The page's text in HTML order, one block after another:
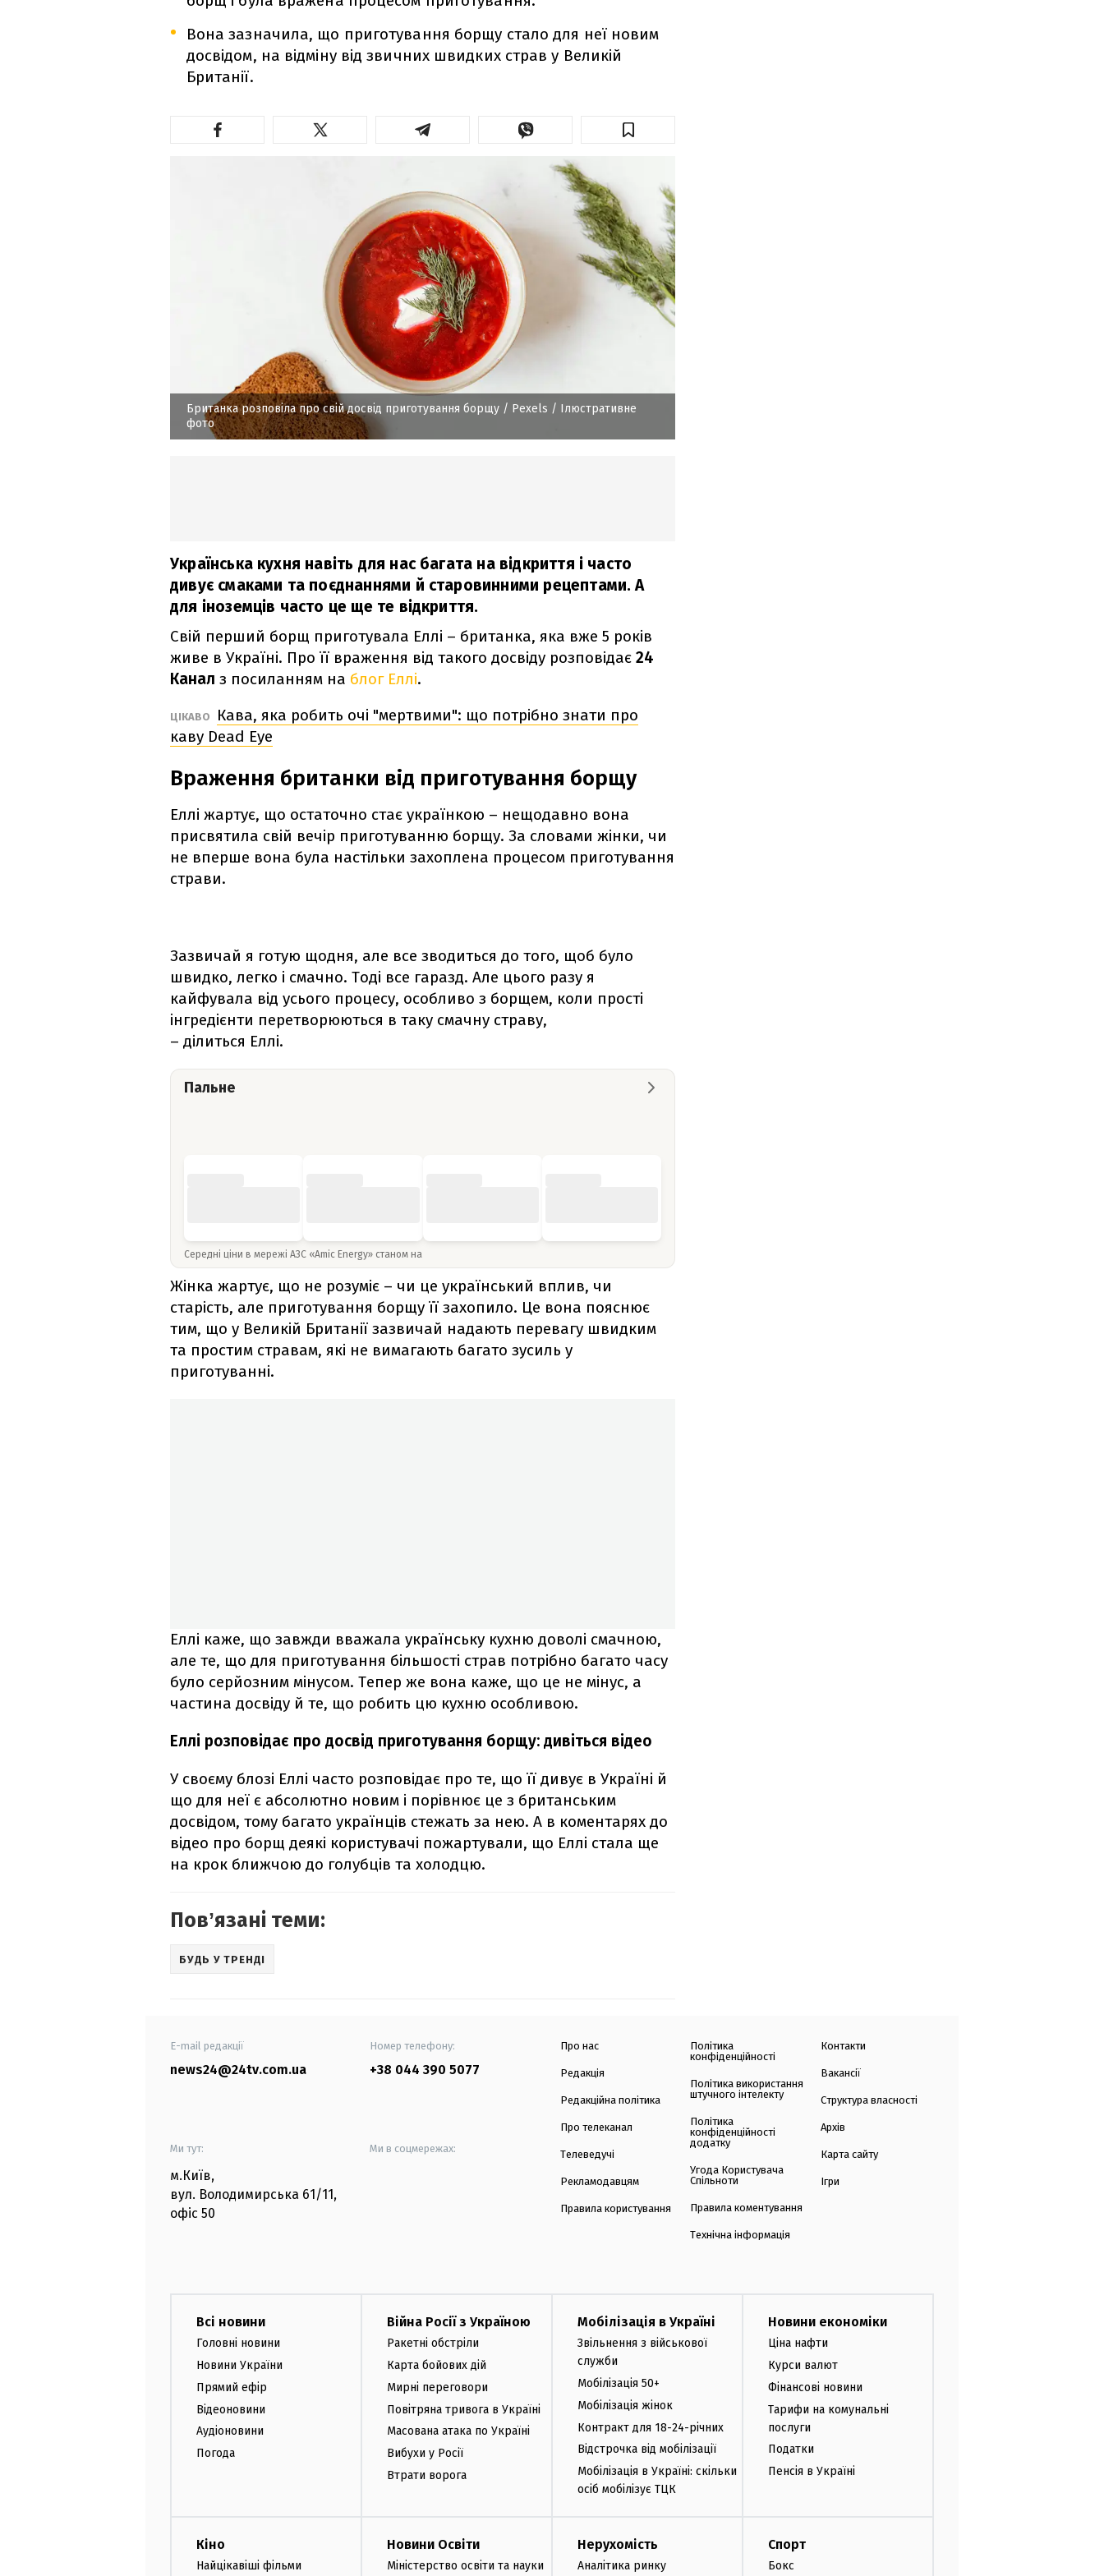
Вона зазначила, що приготування борщу стало для неї новим
досвідом, на відміну від звичних швидких страв у Великій
Британії.
Британка розповіла про свій досвід приготування борщу / Pexels / Ілюстративне
фото
Українська кухня навіть для нас багата на відкриття і часто
дивує смаками та поєднаннями й старовинними рецептами. А
для іноземців часто це ще те відкриття.
Свій перший борщ приготувала Еллі – британка, яка вже 5 років
живе в Україні. Про її враження від такого досвіду розповідає 24
Канал з посиланням на блог Еллі.
ЦІКАВО
Кава, яка робить очі "мертвими": що потрібно знати про
каву Dead Eye
Враження британки від приготування борщу
Еллі жартує, що остаточно стає українкою – нещодавно вона
присвятила свій вечір приготуванню борщу. За словами жінки, чи
не вперше вона була настільки захоплена процесом приготування
страви.
Зазвичай я готую щодня, але все зводиться до того, щоб було
швидко, легко і смачно. Тоді все гаразд. Але цього разу я
кайфувала від усього процесу, особливо з борщем, коли прості
інгредієнти перетворюються в таку смачну страву,
– ділиться Еллі.
Пальне
Середні ціни в мережі АЗС «Amic Energy» станом на
Жінка жартує, що не розуміє – чи це український вплив, чи
старість, але приготування борщу її захопило. Це вона пояснює
тим, що у Великій Британії зазвичай надають перевагу швидким
та простим стравам, які не вимагають багато зусиль у
приготуванні.
Еллі каже, що завжди вважала українську кухню доволі смачною,
але те, що для приготування більшості страв потрібно багато часу
було серйозним мінусом. Тепер же вона каже, що це не мінус, а
частина досвіду й те, що робить цю кухню особливою.
Еллі розповідає про досвід приготування борщу: дивіться відео
У своєму блозі Еллі часто розповідає про те, що її дивує в Україні й
що для неї є абсолютно новим і порівнює це з британським
досвідом, тому багато українців стежать за нею. А в коментарях до
відео про борщ деякі користувачі пожартували, що Еллі стала ще
на крок ближчою до голубців та холодцю.
Повʼязані теми:
БУДЬ У ТРЕНДІ
E-mail редакції
news24@24tv.com.ua
Номер телефону:
+38 044 390 5077
Ми тут:
м.Київ,
вул. Володимирська 61/11,
офіс 50
Ми в соцмережах:
Про нас
Редакція
Редакційна політика
Про телеканал
Телеведучі
Рекламодавцям
Правила користування
Політика
конфіденційності
Політика використання
штучного інтелекту
Політика
конфіденційності
додатку
Угода Користувача
Спільноти
Правила коментування
Технічна інформація
Контакти
Вакансії
Структура власності
Архів
Карта сайту
Ігри
Всі новини
Головні новини
Новини України
Прямий ефір
Відеоновини
Аудіоновини
Погода
Війна Росії з Україною
Ракетні обстріли
Карта бойових дій
Мирні переговори
Повітряна тривога в Україні
Масована атака по Україні
Вибухи у Росії
Втрати ворога
Мобілізація в Україні
Звільнення з військової
служби
Мобілізація 50+
Мобілізація жінок
Контракт для 18-24-річних
Відстрочка від мобілізації
Мобілізація в Україні: скільки
осіб мобілізує ТЦК
Новини економіки
Ціна нафти
Курси валют
Фінансові новини
Тарифи на комунальні
послуги
Податки
Пенсія в Україні
Кіно
Найцікавіші фільми
Новини Освіти
Міністерство освіти та науки
Нерухомість
Аналітика ринку
Спорт
Бокс